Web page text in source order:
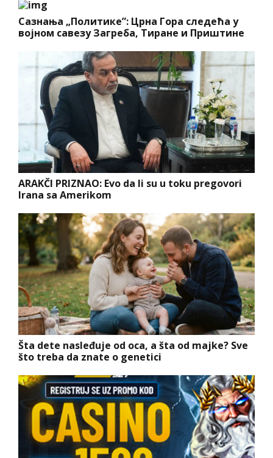
Сазнања „Политике”: Црна Гора следећа у
војном савезу Загреба, Тиране и Приштине
ARAKČI PRIZNAO: Evo da li su u toku pregovori
Irana sa Amerikom
Šta dete nasleđuje od oca, a šta od majke? Sve
što treba da znate o genetici